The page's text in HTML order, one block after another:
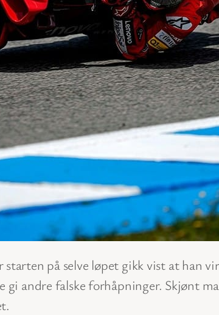
på selve løpet gikk vist at han
gi andre falske forhåpninger. Skjønt